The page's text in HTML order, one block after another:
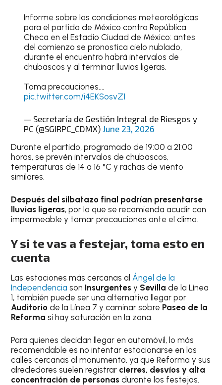
Informe sobre las condiciones meteorológicas
para el partido de México contra República
Checa en el Estadio Ciudad de México: antes
del comienzo se pronostica cielo nublado,
durante el encuentro habrá intervalos de
chubascos y al terminar lluvias ligeras.
Toma precauciones.…
pic.twitter.com/i4EKSosvZ1
— Secretaría de Gestión Integral de Riesgos y
PC (@SGIRPC_CDMX) June 23, 2026
Durante el partido, programado de 19:00 a 21:00
horas, se prevén intervalos de chubascos,
temperaturas de 14 a 16 °C y rachas de viento
similares.
Después del silbatazo final podrían presentarse
lluvias ligeras, por lo que se recomienda acudir con
impermeable y tomar precauciones ante el clima.
Y si te vas a festejar, toma esto en
cuenta
Las estaciones más cercanas alÁngel de la
Independencia son Insurgentesy Sevillade la Línea
1, también puede ser una alternativa llegar por
Auditoriode la Línea 7 y caminar sobre Paseo de la
Reforma si hay saturación en la zona.
Para quienes decidan llegar en automóvil, lo más
recomendable es no intentar estacionarse en las
calles cercanas al monumento, ya que Reforma y sus
alrededores suelen registrar cierres, desvíos y alta
concentración de personas durante los festejos.